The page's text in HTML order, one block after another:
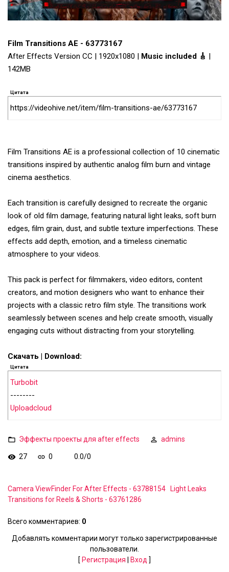
Film Transitions AE - 63773167
After Effects Version CC | 1920x1080 | Music included 🎸 |
142MB
Цитата
https://videohive.net/item/film-transitions-ae/63773167
Film Transitions AE is a professional collection of 10 cinematic
transitions inspired by authentic analog film burn and vintage
cinema aesthetics.
Each transition is carefully designed to recreate the organic
look of old film damage, featuring natural light leaks, soft burn
edges, film grain, dust, and subtle texture imperfections. These
effects add depth, emotion, and a timeless cinematic
atmosphere to your videos.
This pack is perfect for filmmakers, video editors, content
creators, and motion designers who want to enhance their
projects with a classic retro film style. The transitions work
seamlessly between scenes and help create smooth, visually
engaging cuts without distracting from your storytelling.
Скачать | Download:
Цитата
Turbobit
--------
Uploadcloud
Эффекты проекты для after effects admins
27 0 0.0/0
Camera ViewFinder For After Effects - 63788154
Light Leaks
Transitions for Reels & Shorts - 63761286
Всего комментариев: 0
Добавлять комментарии могут только зарегистрированные
пользователи.
[ Регистрация Вход ]